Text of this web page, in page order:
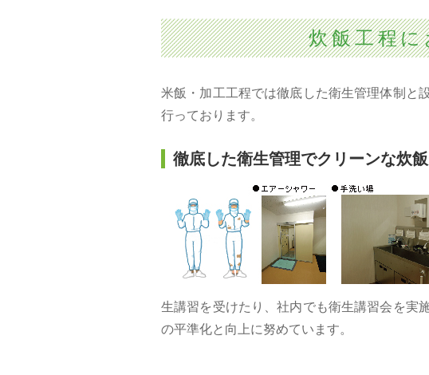
炊飯工程
米飯・加工工程では徹底した衛生管理体制と
行っております。
徹底した衛生管理でクリーンな炊
生講習を受けたり、社内でも衛生講習会を実
の平準化と向上に努めています。